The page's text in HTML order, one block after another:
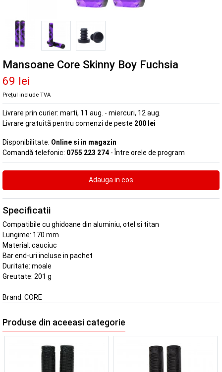
Mansoane Core Skinny Boy Fuchsia
69 lei
Prețul include TVA
Livrare prin curier: marti, 11 aug. - miercuri, 12 aug.
Livrare gratuită pentru comenzi de peste 200 lei
Disponibilitate: Online si in magazin
Comandă telefonic: 0755 223 274 - Între orele de program
Specificatii
Compatibile cu ghidoane din aluminiu, otel si titan
Lungime: 170 mm
Material: cauciuc
Bar end-uri incluse in pachet
Duritate: moale
Greutate: 201 g
Brand: CORE
Produse din aceeasi categorie